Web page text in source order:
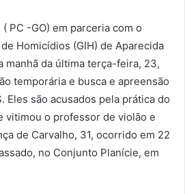
PC -GO) em parceria com o
Homicídios (GIH) de Aparecida
manhã da última terça-feira, 23,
temporária e busca e apreensão
Eles são acusados pela prática do
vitimou o professor de violão e
de Carvalho, 31, ocorrido em 22
no Conjunto Planície, em